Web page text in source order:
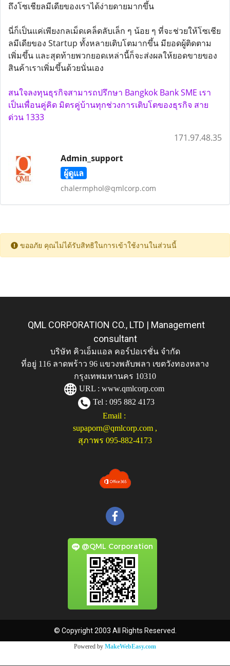
ถึงโซเชียลมีเดียของเราได้ง่ายดายมากขึ้น
นี่ก็เป็นแค่เพียงกลเม็ดเคล็ดลับเล็ก ๆ น้อย ๆ ที่จะช่วยให้โซเชีย
ลมีเดียของ Startup ทั้งหลายเติบโตมากขึ้น มียอดผู้ติดตาม
เพิ่มขึ้น และสุดท้ายพวกยอดเหล่านี้ก็จะส่งผลให้ยอดขายของ
สินค้าเราเพิ่มขึ้นด้วยนั่นเอง
สนใจลงทุนธุรกิจสามารถปรึกษา Bangkok Bank SME เรา
เป็นเพื่อนคู่คิด มิตรคู่บ้านทุกช่วงการเติบโตของธุรกิจ สาย
ด่วน 1333
171.97.48.35
Admin_support
ผู้ดูแล
chalermphol@qmlcorp.com
ขออภัย คุณไม่ได้รับสิทธิในการเข้าใช้งานในส่วนนี้
QML CORPORATION CO., LTD | Management
consultant
บริษัท คิวเอ็มแอล คอร์ปอเรชั่น จำกัด
ที่อยู่ 116 ลาดพร้าว 96 แขวงพลับพลา เขตวังทองหลาง
กรุงเทพมหานคร 10310
URL : www.qmlcorp.com
Tel : 095 882 4173
Email :
supaporn@qmlcorp.com ,
สุภาพร 095-882-4173
@QML Corporation
© Copyright 2003 All Rights Reserved.
Powered by MakeWebEasy.com